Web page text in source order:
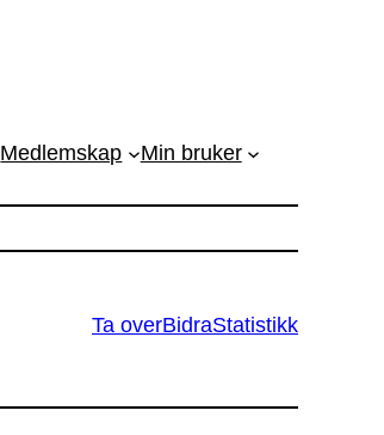
Medlemskap Min bruker
Ta overBidraStatistikk